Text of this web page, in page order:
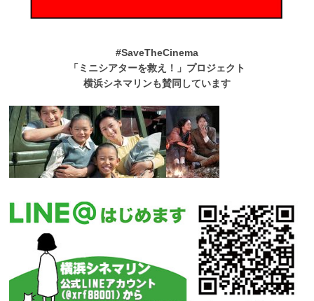
#SaveTheCinema
「ミニシアターを救え！」プロジェクト
横浜シネマリンも賛同しています